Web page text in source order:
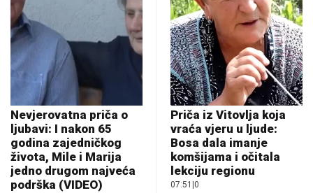
Nevjerovatna priča o
ljubavi: I nakon 65
godina zajedničkog
života, Mile i Marija
jedno drugom najveća
podrška (VIDEO)
Priča iz Vitovlja koja
vraća vjeru u ljude:
Bosa dala imanje
komšijama i očitala
lekciju regionu
07:51 0